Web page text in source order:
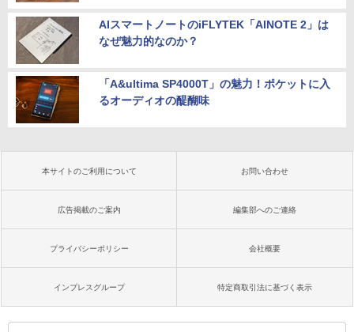
AIスマートノートのiFLYTEK「AINOTE 2」は
なぜ魅力的なのか？
「A&ultima SP4000T」の魅力！ポケットに入
るオーディオの醍醐味
本サイトのご利用について お問い合わせ
広告掲載のご案内 編集部へのご連絡
プライバシーポリシー 会社概要
インプレスグループ 特定商取引法に基づく表示